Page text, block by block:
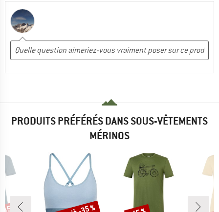
PRODUITS PRÉFÉRÉS DANS SOUS-VÊTEMENTS
MÉRINOS